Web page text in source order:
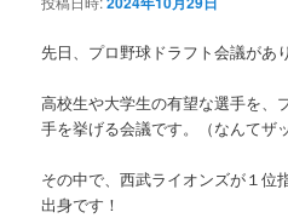
先日、プロ野球ドラフト会議があ
高校生や大学生の有望な選手を、
手を挙げる会議です。（なんてザ
その中で、西武ライオンズが１位
出身です！